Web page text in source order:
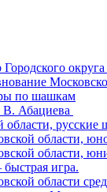
по шашкам
Абациева
области, русские
области,
области,
игра.
области